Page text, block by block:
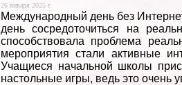
26 января 2025 г.
Международный день без
день сосредоточиться на
способствовала проблема
мероприятия стали активные
Учащиеся начальной школы
настольные игры, ведь это очень